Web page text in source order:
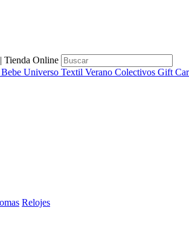
Universo Textil Verano Colectivos Gift
Relojes